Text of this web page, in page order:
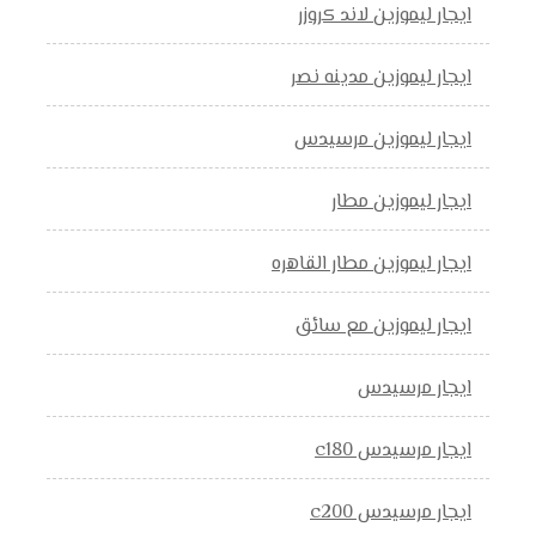
ايجار ليموزين لاند كروزر
ايجار ليموزين مدينه نصر
ايجار ليموزين مرسيدس
ايجار ليموزين مطار
ايجار ليموزين مطار القاهره
ايجار ليموزين مع سائق
ايجار مرسيدس
ايجار مرسيدس c180
ايجار مرسيدس c200